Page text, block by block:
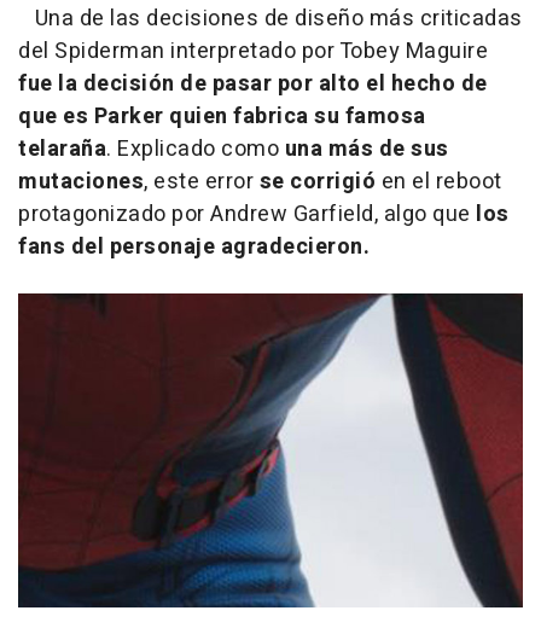
Una de las decisiones de diseño más criticadas
del Spiderman interpretado por Tobey Maguire
fue la decisión de pasar por alto el hecho de
que es Parker quien fabrica su famosa
telaraña. Explicado como una más de sus
mutaciones, este errorse corrigió en el reboot
protagonizado por Andrew Garfield, algo que los
fans del personaje agradecieron.